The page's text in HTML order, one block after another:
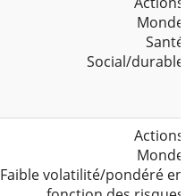
Monde
Santé
Social/durable
Actions
Monde
Faible volatilité/pondéré en